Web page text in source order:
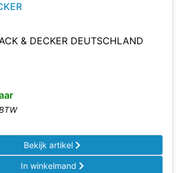
& DECKER DEUTSCHLAND
Bekijk artikel
In winkelmand